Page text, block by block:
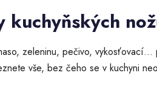
kuchyňských
zeleninu, pečivo, vykosťovací…
vše, bez čeho se v kuchyni